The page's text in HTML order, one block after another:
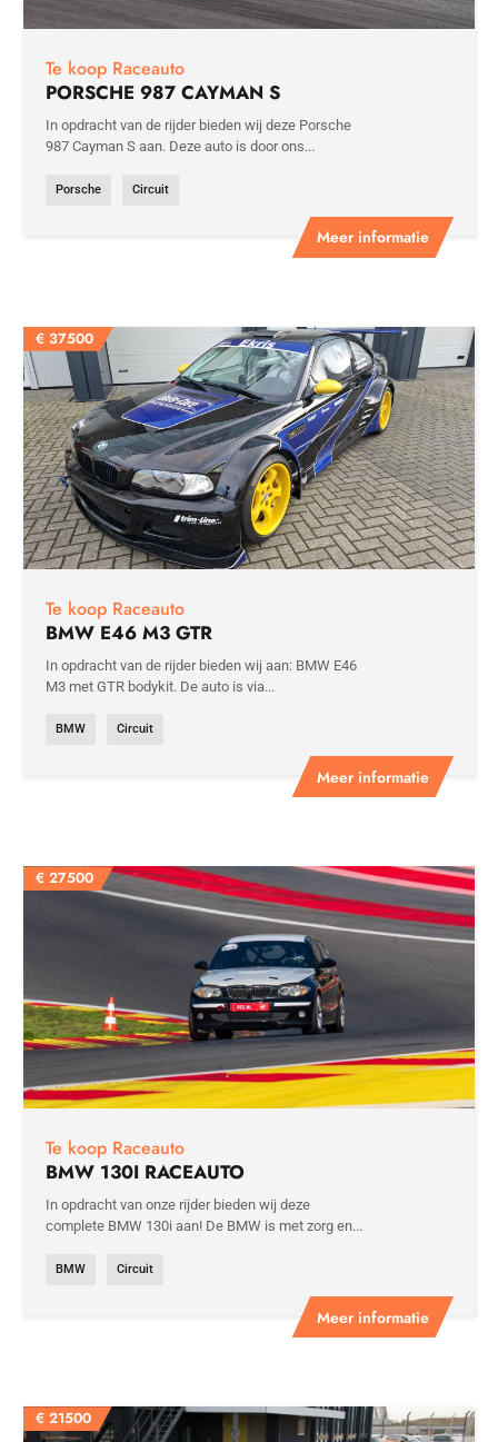
Meer informatie
Te koop Raceauto
PORSCHE 987 CAYMAN S
In opdracht van de rijder bieden wij deze Porsche
987 Cayman S aan. Deze auto is door ons...
Porsche Circuit
€ 37500
Meer informatie
Te koop Raceauto
BMW E46 M3 GTR
In opdracht van de rijder bieden wij aan: BMW E46
M3 met GTR bodykit. De auto is via...
BMW Circuit
€ 27500
Meer informatie
Te koop Raceauto
BMW 130I RACEAUTO
In opdracht van onze rijder bieden wij deze
complete BMW 130i aan! De BMW is met zorg en...
BMW Circuit
€ 21500